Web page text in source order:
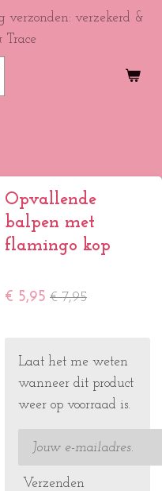
verzonden: verzekerd &
Trace
Opvallende
balpen met
flamingo kop
€ 5,95 € 7,95
Laat het me weten
wanneer dit product
weer op voorraad is.
Verzenden